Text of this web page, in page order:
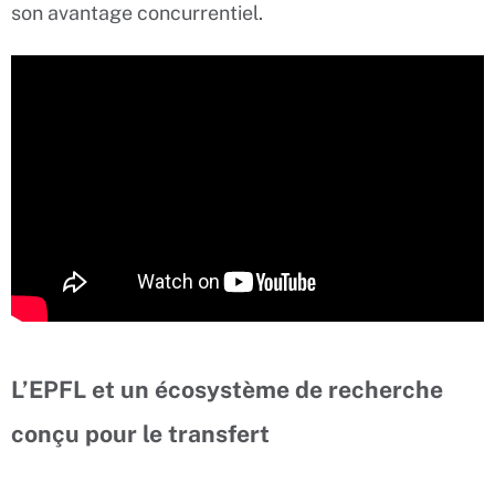
son avantage concurrentiel.
L’EPFL et un écosystème de recherche
conçu pour le transfert